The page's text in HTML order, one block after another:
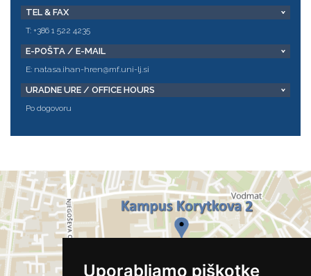
Uporabljamo piškotke
TEL & FAX
T: +386 1 522 4235
E-POŠTA / E-MAIL
E: natasa.ihan-hren@mf.uni-lj.si
URADNE URE / OFFICE HOURS
Po dogovoru